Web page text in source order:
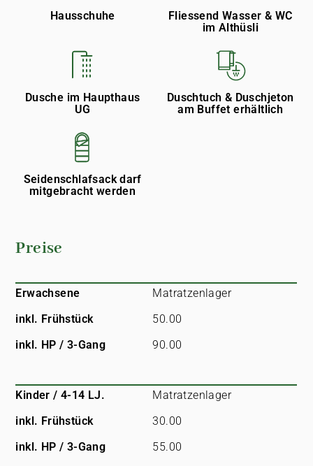
Hausschuhe
Fliessend Wasser & WC
im Althüsli
Dusche im Haupthaus
UG
Duschtuch & Duschjeton
am Buffet erhältlich
Seidenschlafsack darf
mitgebracht werden
Preise
Erwachsene
Matratzenlager
inkl. Frühstück
50.00
inkl. HP / 3-Gang
90.00
Kinder / 4-14 LJ.
Matratzenlager
inkl. Frühstück
30.00
inkl. HP / 3-Gang
55.00